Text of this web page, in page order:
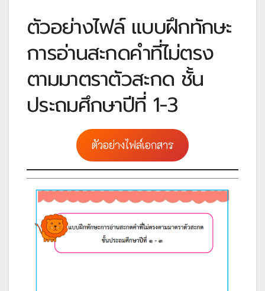
ตัวอย่างไฟล์ แบบฝึกทักษะ
การอ่านสะกดคำที่ไม่ตรง
ตามมาตราตัวสะกด ชั้น
ประถมศึกษาปีที่ 1-3
ตัวอย่างไฟล์เอกสาร